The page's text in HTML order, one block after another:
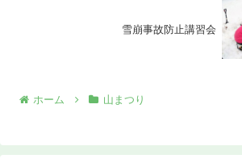
雪崩事故防止講習会
ホーム 山まつり